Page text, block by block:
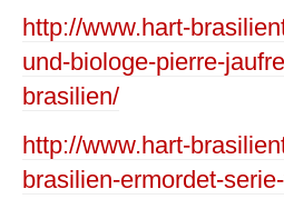
http://www.hart-
und-biologe-pierre-
brasilien/
http://www.hart-
brasilien-ermordet-